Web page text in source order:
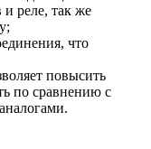
и реле, так же
что
повысить
по сравнению с